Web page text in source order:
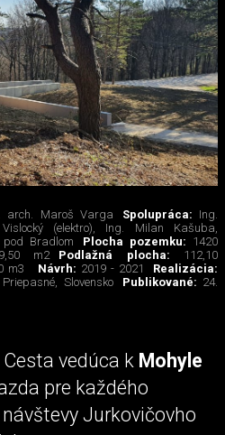
arch. Maroš Varga Spolupráca: Ing.
(elektro), Ing. Milan Kašuba,
pod Bradlom Plocha pozemku: 1420
m2 Podlažná plocha: 112,10
m3 Návrh: 2019 - 2021
Realizácia:
Slovensko Publikované: 24.
vedúca k Mohyle
pre každého
Jurkovičovho